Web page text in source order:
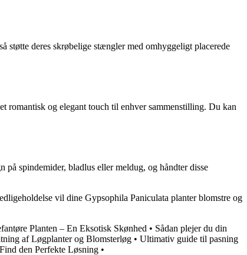
deres skrøbelige stængler med omhyggeligt placerede
romantisk og elegant touch til enhver sammenstilling. Du kan
spindemider, bladlus eller meldug, og håndter disse
vil dine Gypsophila Paniculata planter blomstre og
Planten – En Eksotisk Skønhed • Sådan plejer du din
af Løgplanter og Blomsterløg • Ultimativ guide til pasning
den Perfekte Løsning •